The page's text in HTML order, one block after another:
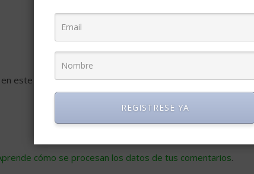
este navegador para la próxima vez que comente.
cómo se procesan los datos de tus comentarios.
REGISTRESE YA